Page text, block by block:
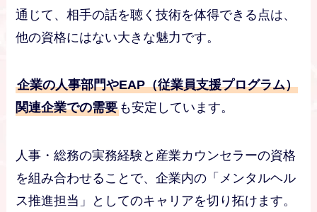
通じて、相手の話を聴く技術を体得できる点は、
他の資格にはない大きな魅力です。
企業の人事部門やEAP（従業員支援プログラム）
関連企業での需要 も安定しています。
人事・総務の実務経験と産業カウンセラーの資格
を組み合わせることで、企業内の「メンタルヘル
ス推進担当」としてのキャリアを切り拓けます。